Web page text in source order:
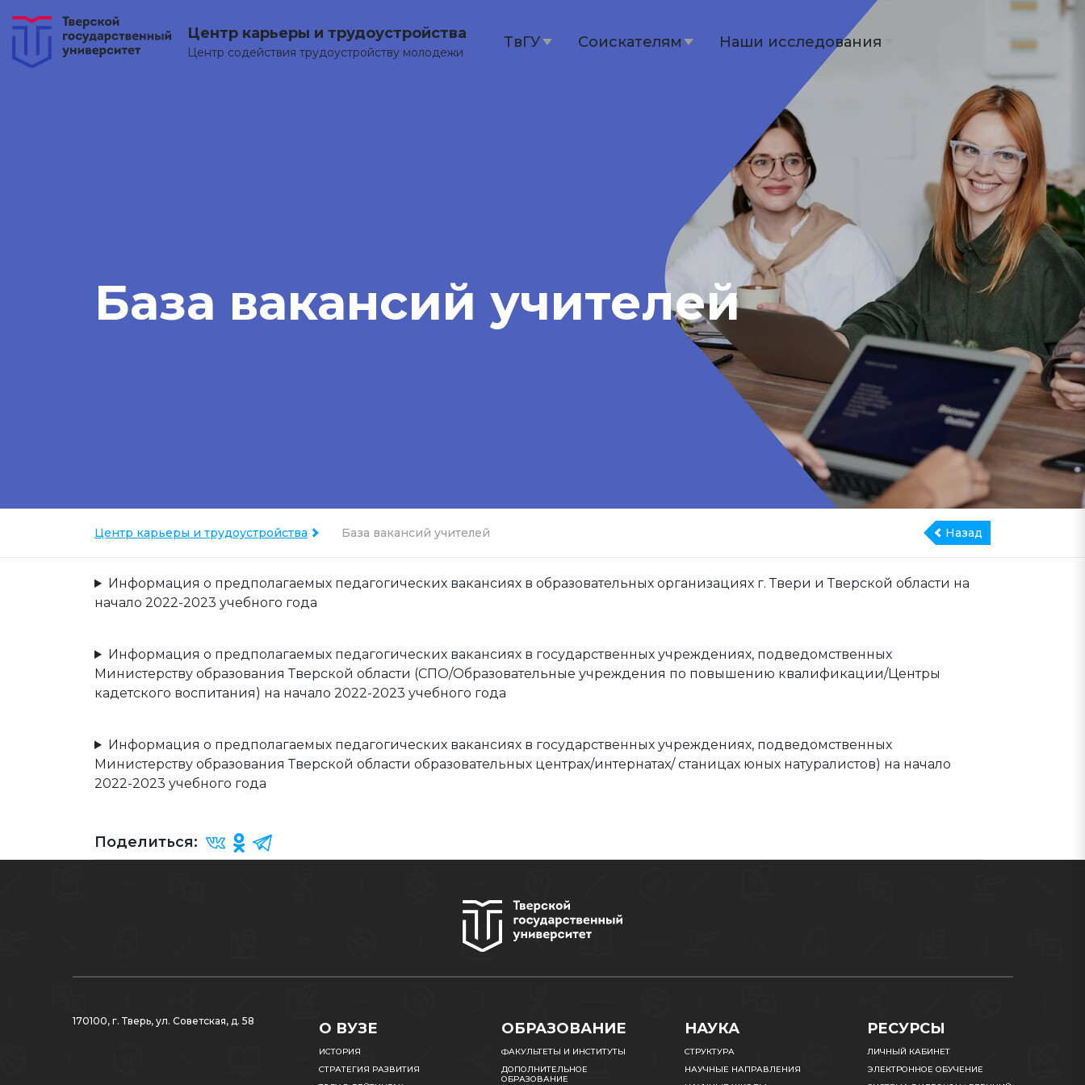
Центр карьеры и трудоустройства
Центр содействия трудоустройству молодежи
ТвГУ Соискателям Наши исследования
База вакансий учителей
Центр карьеры и трудоустройства База вакансий учителей Назад
Информация о предполагаемых педагогических вакансиях в образовательных организациях г. Твери и Тверской области на
начало 2022-2023 учебного года
Информация о предполагаемых педагогических вакансиях в государственных учреждениях, подведомственных
Министерству образования Тверской области (СПО/Образовательные учреждения по повышению квалификации/Центры
кадетского воспитания) на начало 2022-2023 учебного года
Информация о предполагаемых педагогических вакансиях в государственных учреждениях, подведомственных
Министерству образования Тверской области образовательных центрах/интернатах/ станицах юных натуралистов) на начало
2022-2023 учебного года
Поделиться:
170100, г. Тверь, ул. Советская, д. 58 О ВУЗЕ
ИСТОРИЯ
СТРАТЕГИЯ РАЗВИТИЯ
ОБРАЗОВАНИЕ
ФАКУЛЬТЕТЫ И ИНСТИТУТЫ
ДОПОЛНИТЕЛЬНОЕ
ОБРАЗОВАНИЕ
НАУКА
СТРУКТУРА
НАУЧНЫЕ НАПРАВЛЕНИЯ
РЕСУРСЫ
ЛИЧНЫЙ КАБИНЕТ
ЭЛЕКТРОННОЕ ОБУЧЕНИЕ